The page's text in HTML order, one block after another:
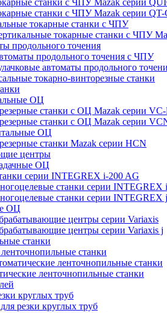
станки с ЧПУ Mazak серии
токарные станки с ЧПУ
токарные станки с ЧПУ
продольного точения
продольного точения с ЧПУ
автоматы продольного
токарно-винторезные станки
ОЦ
станки с ОЦ Mazak серии
станки с ОЦ Mazak серии
ОЦ
станки Mazak серии HCN
центры
ОЦ
серии INTEGREX i-200 AG
станки серии INTEGREX
станки серии INTEGREX j
ОЦ
центры серии Variaxis
центры серии Variaxis j
станки
станки
ленточнопильные станки
ленточнопильные станки
круглых труб
резки круглых труб